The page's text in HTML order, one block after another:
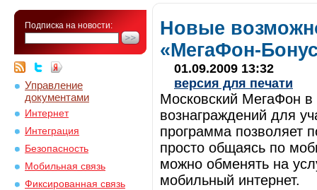
Подписка на новости:
Управление
документами
Интернет
Интеграция
Безопасность
Мобильная связь
Фиксированная связь
Новые
«МегаФон-
01.09.2009 13:32
версия для печати
Московский МегаФон в
вознаграждений для
программа позволяет
просто общаясь по
можно обменять на
мобильный интернет.